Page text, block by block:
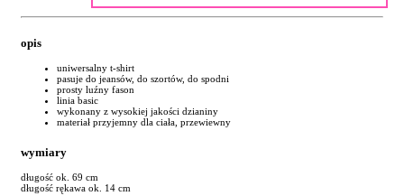
opis
uniwersalny t-shirt
pasuje do jeansów, do szortów, do spodni
prosty luźny fason
linia basic
wykonany z wysokiej jakości dzianiny
materiał przyjemny dla ciała, przewiewny
wymiary
długość ok. 69 cm
długość rękawa ok. 14 cm